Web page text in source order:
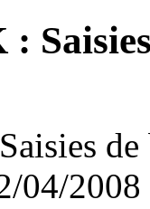
04/